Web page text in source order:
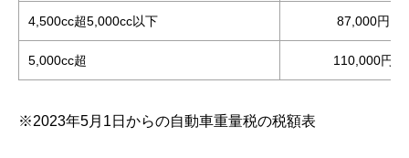
4,500cc超5,000cc以下 87,000円
5,000cc超 110,000円
※2023年5月1日からの自動車重量税の税額表